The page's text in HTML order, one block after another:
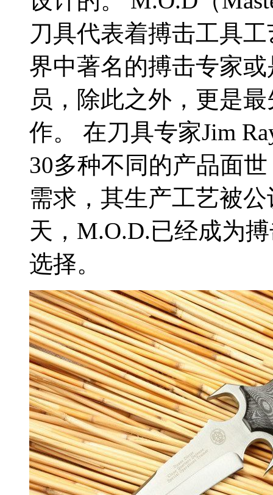
刀具代表着搏击工具
界中著名的搏击专家
员，除此之外，更是
作。 在刀具专家Jim
30多种不同的产品面
需求，其生产工艺被
天，M.O.D.已经成为
选择。